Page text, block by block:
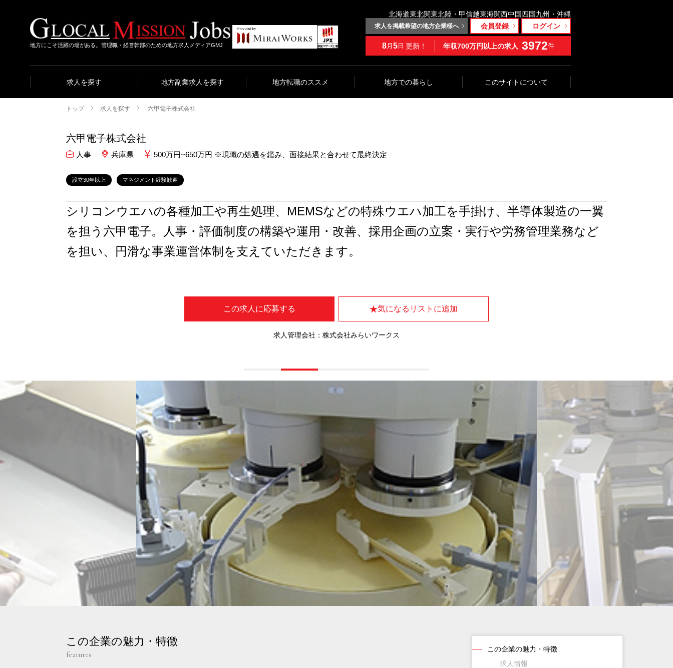
地方にこそ活躍の場がある。管理職・経営幹部のための地方求人メディアGMJ
北海道東北関東北陸・甲信越東海関西中国四国九州・沖縄
求人を掲載希望の地方企業様へ 会員登録 ログイン
8月 5日 更新！ 年収700万円以上の求人 3972件
求人を探す 地方副業求人を探す 地方転職のススメ 地方での暮らし このサイトについて
トップ 求人を探す 六甲電子株式会社
六甲電子株式会社
人事 兵庫県 500万円~650万円 ※現職の処遇を鑑み、面接結果と合わせて最終決定
設立30年以上 マネジメント経験歓迎
シリコンウエハの各種加工や再生処理、MEMSなどの特殊ウエハ加工を手掛け、半導体製造の一翼
を担う六甲電子。人事・評価制度の構築や運用・改善、採用企画の立案・実行や労務管理業務など
を担い、円滑な事業運営体制を支えていただきます。
この求人に応募する 気になるリストに追加
求人管理会社：株式会社みらいワークス
この企業の魅力・特徴
features
この企業の魅力・特徴
求人情報